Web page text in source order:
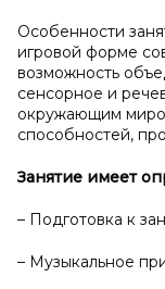
Особенности
игровой форме
возможность
сенсорное и
окружающим
способностей,
Занятие имеет
– Подготовка к
– Музыкальное